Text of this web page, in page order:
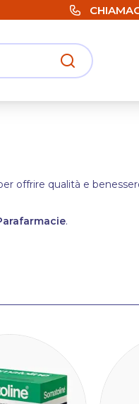
Apri ricerca
offrire qualità e
.